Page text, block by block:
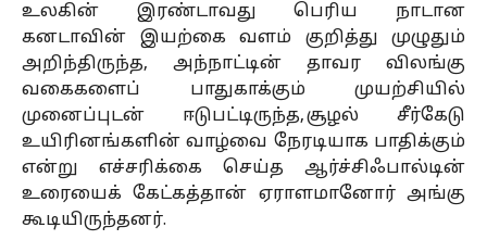
உலகின் இரண்டாவது பெரிய நாடான
கனடாவின் இயற்கை வளம் குறித்து முழுதும்
அறிந்திருந்த, அந்நாட்டின் தாவர விலங்கு
வகைகளைப் பாதுகாக்கும் முயற்சியில்
முனைப்புடன் ஈடுபட்டிருந்த, சூழல் சீர்கேடு
உயிரினங்களின் வாழ்வை நேரடியாக பாதிக்கும்
என்று எச்சரிக்கை செய்த ஆர்ச்சிஃபால்டின்
உரையைக் கேட்கத்தான் ஏராளமானோர் அங்கு
கூடியிருந்தனர்.